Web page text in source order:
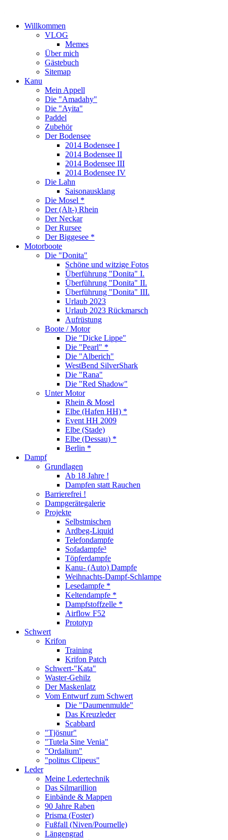
Willkommen
VLOG
Memes
Über mich
Gästebuch
Sitemap
Kanu
Mein Appell
Die "Amadahy"
Die "Ayita"
Paddel
Zubehör
Der Bodensee
2014 Bodensee I
2014 Bodensee II
2014 Bodensee III
2014 Bodensee IV
Die Lahn
Saisonausklang
Die Mosel *
Der (Alt-) Rhein
Der Neckar
Der Rursee
Der Biggesee *
Motorboote
Die "Donita"
Schöne und witzige Fotos
Überführung "Donita" I.
Überführung "Donita" II.
Überführung "Donita" III.
Urlaub 2023
Urlaub 2023 Rückmarsch
Aufrüstung
Boote / Motor
Die "Dicke Lippe"
Die "Pearl" *
Die "Alberich"
WestBend SilverShark
Die "Rana"
Die "Red Shadow"
Unter Motor
Rhein & Mosel
Elbe (Hafen HH) *
Event HH 2009
Elbe (Stade)
Elbe (Dessau) *
Berlin *
Dampf
Grundlagen
Ab 18 Jahre !
Dampfen statt Rauchen
Barrierefrei !
Dampgerätegalerie
Projekte
Selbstmischen
Ardbeg-Liquid
Telefondampfe
Sofadampfe³
Töpferdampfe
Kanu- (Auto) Dampfe
Weihnachts-Dampf-Schlampe
Lesedampfe *
Keltendampfe *
Dampfstoffzelle *
Airflow F52
Prototyp
Schwert
Krifon
Training
Krifon Patch
Schwert-"Kata"
Waster-Gehilz
Der Maskenlatz
Vom Entwurf zum Schwert
Die "Daumenmulde"
Das Kreuzleder
Scabbard
"Tjösnur"
"Tutela Sine Venia"
"Ordalium"
"politus Clipeus"
Leder
Meine Ledertechnik
Das Silmarillion
Einbände & Mappen
90 Jahre Raben
Prisma (Foster)
Fußfall (Niven/Pournelle)
Längengrad